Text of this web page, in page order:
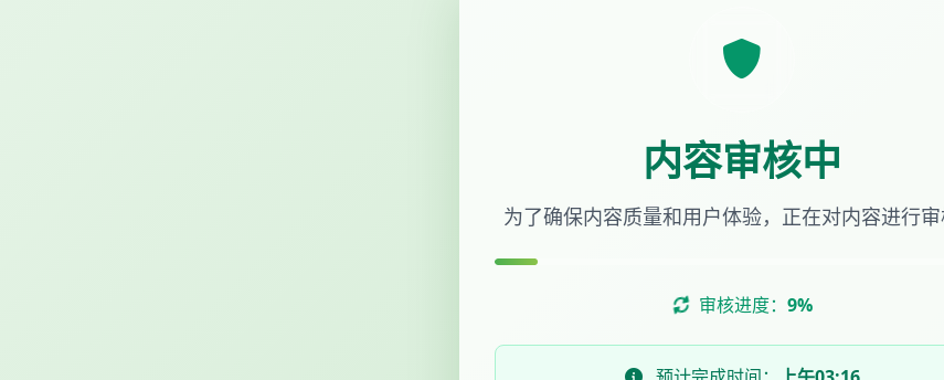
内容审核中
为了确保内容质量和用户体验，正在对内容进行审
审核进度： 11%